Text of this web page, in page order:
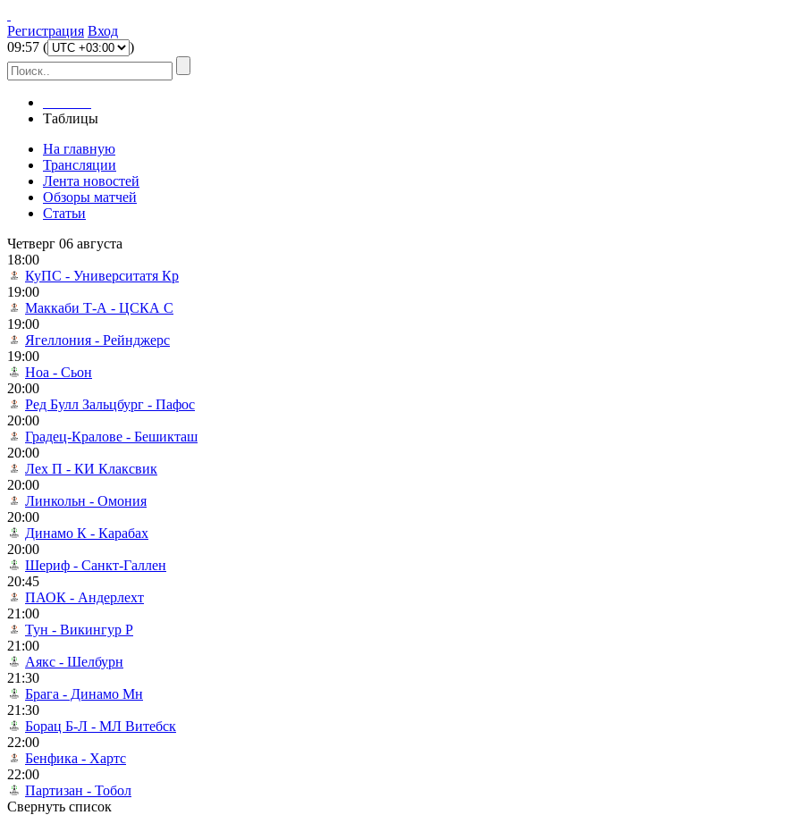
Регистрация Вход
09:57 ( )
Таблицы
На главную
Трансляции
Лента новостей
Обзоры матчей
Статьи
Четверг 06 августа
18:00
КуПС - Университатя Кр
19:00
Маккаби Т-А - ЦСКА С
19:00
Ягеллония - Рейнджерс
19:00
Ноа - Сьон
20:00
Ред Булл Зальцбург - Пафос
20:00
Градец-Кралове - Бешикташ
20:00
Лех П - КИ Клаксвик
20:00
Линкольн - Омония
20:00
Динамо К - Карабах
20:00
Шериф - Санкт-Галлен
20:45
ПАОК - Андерлехт
21:00
Тун - Викингур Р
21:00
Аякс - Шелбурн
21:30
Брага - Динамо Мн
21:30
Борац Б-Л - МЛ Витебск
22:00
Бенфика - Хартс
22:00
Партизан - Тобол
Свернуть список